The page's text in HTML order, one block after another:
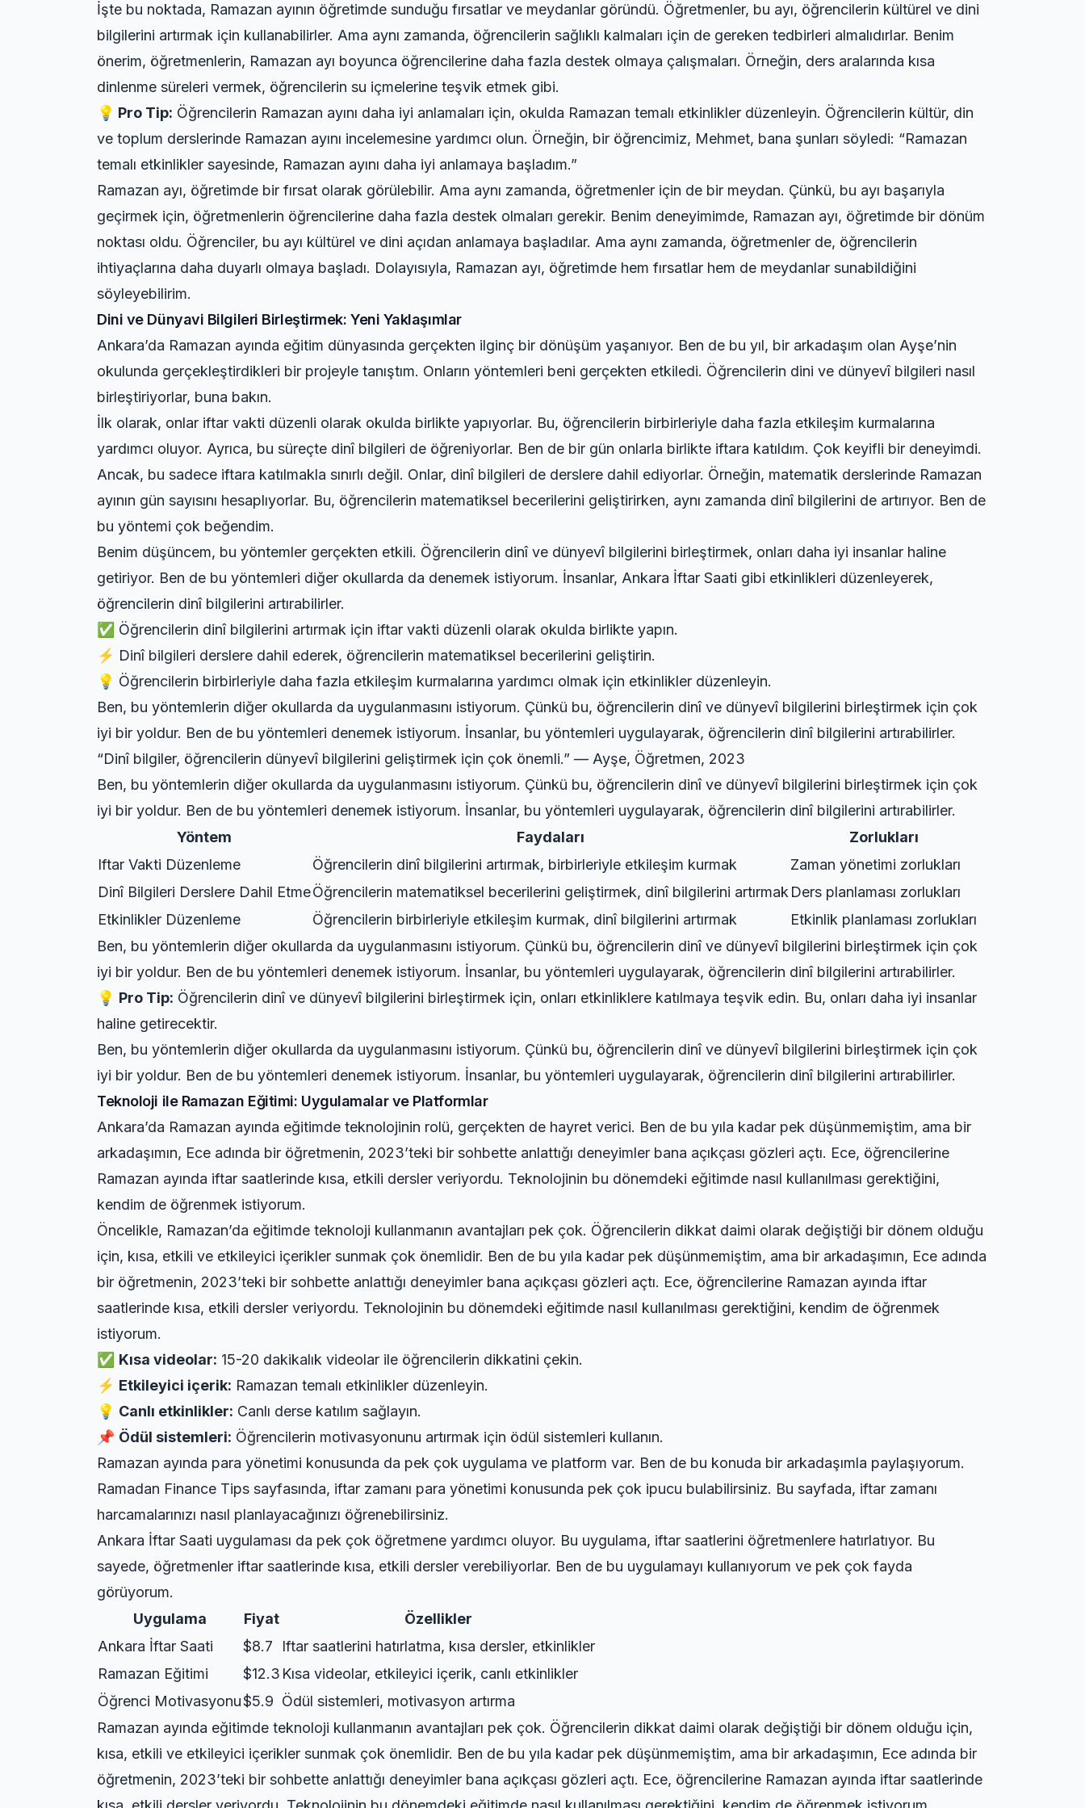
İşte bu noktada, Ramazan ayının öğretimde sunduğu fırsatlar ve meydanlar göründü. Öğretmenler, bu ayı, öğrencilerin kültürel ve dini
bilgilerini artırmak için kullanabilirler. Ama aynı zamanda, öğrencilerin sağlıklı kalmaları için de gereken tedbirleri almalıdırlar. Benim
önerim, öğretmenlerin, Ramazan ayı boyunca öğrencilerine daha fazla destek olmaya çalışmaları. Örneğin, ders aralarında kısa
dinlenme süreleri vermek, öğrencilerin su içmelerine teşvik etmek gibi.
💡 Pro Tip: Öğrencilerin Ramazan ayını daha iyi anlamaları için, okulda Ramazan temalı etkinlikler düzenleyin. Öğrencilerin kültür, din
ve toplum derslerinde Ramazan ayını incelemesine yardımcı olun. Örneğin, bir öğrencimiz, Mehmet, bana şunları söyledi: “Ramazan
temalı etkinlikler sayesinde, Ramazan ayını daha iyi anlamaya başladım.”
Ramazan ayı, öğretimde bir fırsat olarak görülebilir. Ama aynı zamanda, öğretmenler için de bir meydan. Çünkü, bu ayı başarıyla
geçirmek için, öğretmenlerin öğrencilerine daha fazla destek olmaları gerekir. Benim deneyimimde, Ramazan ayı, öğretimde bir dönüm
noktası oldu. Öğrenciler, bu ayı kültürel ve dini açıdan anlamaya başladılar. Ama aynı zamanda, öğretmenler de, öğrencilerin
ihtiyaçlarına daha duyarlı olmaya başladı. Dolayısıyla, Ramazan ayı, öğretimde hem fırsatlar hem de meydanlar sunabildiğini
söyleyebilirim.
Dini ve Dünyavi Bilgileri Birleştirmek: Yeni Yaklaşımlar
Ankara’da Ramazan ayında eğitim dünyasında gerçekten ilginç bir dönüşüm yaşanıyor. Ben de bu yıl, bir arkadaşım olan Ayşe’nin
okulunda gerçekleştirdikleri bir projeyle tanıştım. Onların yöntemleri beni gerçekten etkiledi. Öğrencilerin dini ve dünyevî bilgileri nasıl
birleştiriyorlar, buna bakın.
İlk olarak, onlar iftar vakti düzenli olarak okulda birlikte yapıyorlar. Bu, öğrencilerin birbirleriyle daha fazla etkileşim kurmalarına
yardımcı oluyor. Ayrıca, bu süreçte dinî bilgileri de öğreniyorlar. Ben de bir gün onlarla birlikte iftara katıldım. Çok keyifli bir deneyimdi.
Ancak, bu sadece iftara katılmakla sınırlı değil. Onlar, dinî bilgileri de derslere dahil ediyorlar. Örneğin, matematik derslerinde Ramazan
ayının gün sayısını hesaplıyorlar. Bu, öğrencilerin matematiksel becerilerini geliştirirken, aynı zamanda dinî bilgilerini de artırıyor. Ben de
bu yöntemi çok beğendim.
Benim düşüncem, bu yöntemler gerçekten etkili. Öğrencilerin dinî ve dünyevî bilgilerini birleştirmek, onları daha iyi insanlar haline
getiriyor. Ben de bu yöntemleri diğer okullarda da denemek istiyorum. İnsanlar, Ankara İftar Saati gibi etkinlikleri düzenleyerek,
öğrencilerin dinî bilgilerini artırabilirler.
✅ Öğrencilerin dinî bilgilerini artırmak için iftar vakti düzenli olarak okulda birlikte yapın.
⚡ Dinî bilgileri derslere dahil ederek, öğrencilerin matematiksel becerilerini geliştirin.
💡 Öğrencilerin birbirleriyle daha fazla etkileşim kurmalarına yardımcı olmak için etkinlikler düzenleyin.
Ben, bu yöntemlerin diğer okullarda da uygulanmasını istiyorum. Çünkü bu, öğrencilerin dinî ve dünyevî bilgilerini birleştirmek için çok
iyi bir yoldur. Ben de bu yöntemleri denemek istiyorum. İnsanlar, bu yöntemleri uygulayarak, öğrencilerin dinî bilgilerini artırabilirler.
“Dinî bilgiler, öğrencilerin dünyevî bilgilerini geliştirmek için çok önemli.” — Ayşe, Öğretmen, 2023
Ben, bu yöntemlerin diğer okullarda da uygulanmasını istiyorum. Çünkü bu, öğrencilerin dinî ve dünyevî bilgilerini birleştirmek için çok
iyi bir yoldur. Ben de bu yöntemleri denemek istiyorum. İnsanlar, bu yöntemleri uygulayarak, öğrencilerin dinî bilgilerini artırabilirler.
Yöntem
Faydaları
Zorlukları
Iftar Vakti Düzenleme
Öğrencilerin dinî bilgilerini artırmak, birbirleriyle etkileşim kurmak
Zaman yönetimi zorlukları
Dinî Bilgileri Derslere Dahil EtmeÖğrencilerin matematiksel becerilerini geliştirmek, dinî bilgilerini artırmak Ders planlaması zorlukları
Etkinlikler Düzenleme
Öğrencilerin birbirleriyle etkileşim kurmak, dinî bilgilerini artırmak
Etkinlik planlaması zorlukları
Ben, bu yöntemlerin diğer okullarda da uygulanmasını istiyorum. Çünkü bu, öğrencilerin dinî ve dünyevî bilgilerini birleştirmek için çok
iyi bir yoldur. Ben de bu yöntemleri denemek istiyorum. İnsanlar, bu yöntemleri uygulayarak, öğrencilerin dinî bilgilerini artırabilirler.
💡 Pro Tip: Öğrencilerin dinî ve dünyevî bilgilerini birleştirmek için, onları etkinliklere katılmaya teşvik edin. Bu, onları daha iyi insanlar
haline getirecektir.
Ben, bu yöntemlerin diğer okullarda da uygulanmasını istiyorum. Çünkü bu, öğrencilerin dinî ve dünyevî bilgilerini birleştirmek için çok
iyi bir yoldur. Ben de bu yöntemleri denemek istiyorum. İnsanlar, bu yöntemleri uygulayarak, öğrencilerin dinî bilgilerini artırabilirler.
Teknoloji ile Ramazan Eğitimi: Uygulamalar ve Platformlar
Ankara’da Ramazan ayında eğitimde teknolojinin rolü, gerçekten de hayret verici. Ben de bu yıla kadar pek düşünmemiştim, ama bir
arkadaşımın, Ece adında bir öğretmenin, 2023’teki bir sohbette anlattığı deneyimler bana açıkçası gözleri açtı. Ece, öğrencilerine
Ramazan ayında iftar saatlerinde kısa, etkili dersler veriyordu. Teknolojinin bu dönemdeki eğitimde nasıl kullanılması gerektiğini,
kendim de öğrenmek istiyorum.
Öncelikle, Ramazan’da eğitimde teknoloji kullanmanın avantajları pek çok. Öğrencilerin dikkat daimi olarak değiştiği bir dönem olduğu
için, kısa, etkili ve etkileyici içerikler sunmak çok önemlidir. Ben de bu yıla kadar pek düşünmemiştim, ama bir arkadaşımın, Ece adında
bir öğretmenin, 2023’teki bir sohbette anlattığı deneyimler bana açıkçası gözleri açtı. Ece, öğrencilerine Ramazan ayında iftar
saatlerinde kısa, etkili dersler veriyordu. Teknolojinin bu dönemdeki eğitimde nasıl kullanılması gerektiğini, kendim de öğrenmek
istiyorum.
✅ Kısa videolar: 15-20 dakikalık videolar ile öğrencilerin dikkatini çekin.
⚡ Etkileyici içerik: Ramazan temalı etkinlikler düzenleyin.
💡 Canlı etkinlikler: Canlı derse katılım sağlayın.
📌 Ödül sistemleri: Öğrencilerin motivasyonunu artırmak için ödül sistemleri kullanın.
Ramazan ayında para yönetimi konusunda da pek çok uygulama ve platform var. Ben de bu konuda bir arkadaşımla paylaşıyorum.
Ramadan Finance Tips sayfasında, iftar zamanı para yönetimi konusunda pek çok ipucu bulabilirsiniz. Bu sayfada, iftar zamanı
harcamalarınızı nasıl planlayacağınızı öğrenebilirsiniz.
Ankara İftar Saati uygulaması da pek çok öğretmene yardımcı oluyor. Bu uygulama, iftar saatlerini öğretmenlere hatırlatıyor. Bu
sayede, öğretmenler iftar saatlerinde kısa, etkili dersler verebiliyorlar. Ben de bu uygulamayı kullanıyorum ve pek çok fayda
görüyorum.
Uygulama
Fiyat
Özellikler
Ankara İftar Saati
$8.7
Iftar saatlerini hatırlatma, kısa dersler, etkinlikler
Ramazan Eğitimi
$12.3 Kısa videolar, etkileyici içerik, canlı etkinlikler
Öğrenci Motivasyonu$5.9 Ödül sistemleri, motivasyon artırma
Ramazan ayında eğitimde teknoloji kullanmanın avantajları pek çok. Öğrencilerin dikkat daimi olarak değiştiği bir dönem olduğu için,
kısa, etkili ve etkileyici içerikler sunmak çok önemlidir. Ben de bu yıla kadar pek düşünmemiştim, ama bir arkadaşımın, Ece adında bir
öğretmenin, 2023’teki bir sohbette anlattığı deneyimler bana açıkçası gözleri açtı. Ece, öğrencilerine Ramazan ayında iftar saatlerinde